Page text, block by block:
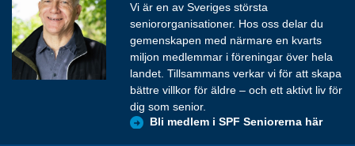
Vi är en av Sveriges största
seniororganisationer. Hos oss delar du
gemenskapen med närmare en kvarts
miljon medlemmar i föreningar över hela
landet. Tillsammans verkar vi för att skapa
bättre villkor för äldre – och ett aktivt liv för
dig som senior.
Bli medlem i SPF Seniorerna här